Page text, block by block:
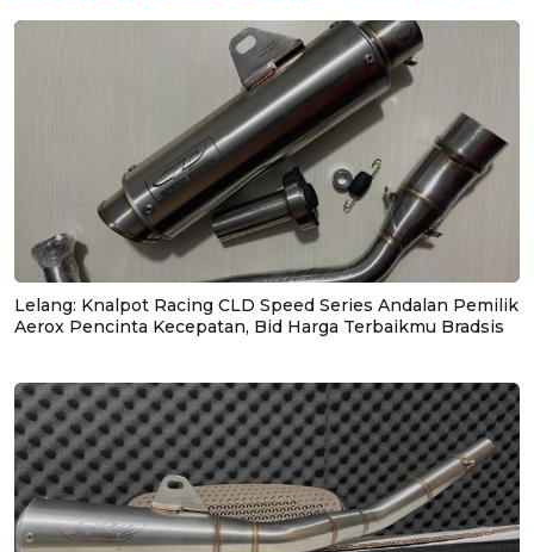
Lelang: Knalpot Racing CLD Speed Series Andalan Pemilik
Aerox Pencinta Kecepatan, Bid Harga Terbaikmu Bradsis